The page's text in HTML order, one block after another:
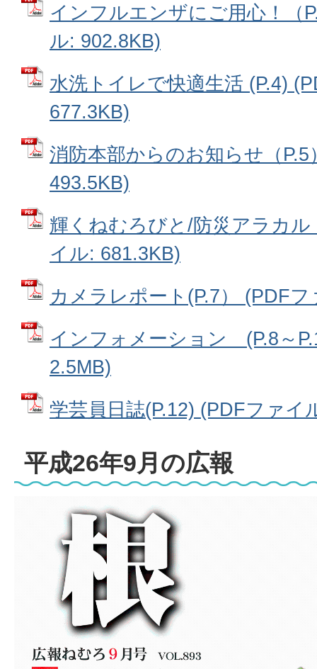
インフルエンザにご用心！（
ル: 902.8KB)
水洗トイレで快適生活 (P.4)
677.3KB)
消防本部からのお知らせ（
493.5KB)
輝くねむろびと/防災アラカル
イル: 681.3KB)
カメラレポート(P.7） (PDF
インフォメーション (P.8～
2.5MB)
学芸員日誌(P.12) (PDFファイ
平成26年9月の広報